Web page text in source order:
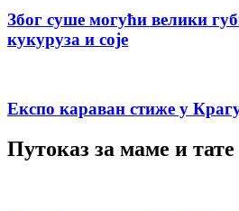
Због суше могући велики
кукуруза и соје
Експо караван стиже у
Путоказ за маме и тате